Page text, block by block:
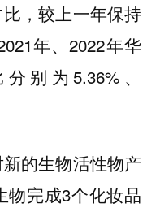
，较上一年保持
年、2022年华
别为5.36%、
的生物活性物产
物完成3个化妆品